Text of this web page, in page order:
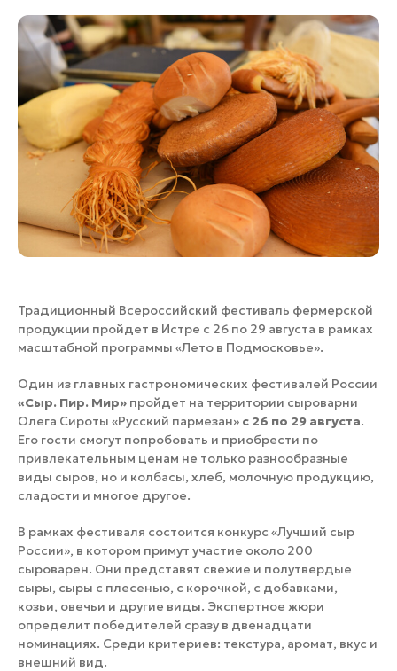
Банные комплексы
Горнолыжные клубы
Спецпроекты
Инвестиционный портал
Федоскинская фабрика
Пикник в Подмосковье
Золотое кольцо России
Войти
Инвесторам
Особо охраняемые
Традиционный Всероссийский фестиваль фермерской
продукции пройдет в Истре с 26 по 29 августа в рамках
масштабной программы «Лето в Подмосковье».
Один из главных гастрономических фестивалей России
«Сыр. Пир. Мир» пройдет на территории сыроварни
Олега Сироты «Русский пармезан» с 26 по 29 августа.
Его гости смогут попробовать и приобрести по
привлекательным ценам не только разнообразные
виды сыров, но и колбасы, хлеб, молочную продукцию,
сладости и многое другое.
В рамках фестиваля состоится конкурс «Лучший сыр
России», в котором примут участие около 200
сыроварен. Они представят свежие и полутвердые
сыры, сыры с плесенью, с корочкой, с добавками,
козьи, овечьи и другие виды. Экспертное жюри
определит победителей сразу в двенадцати
номинациях. Среди критериев: текстура, аромат, вкус и
внешний вид.